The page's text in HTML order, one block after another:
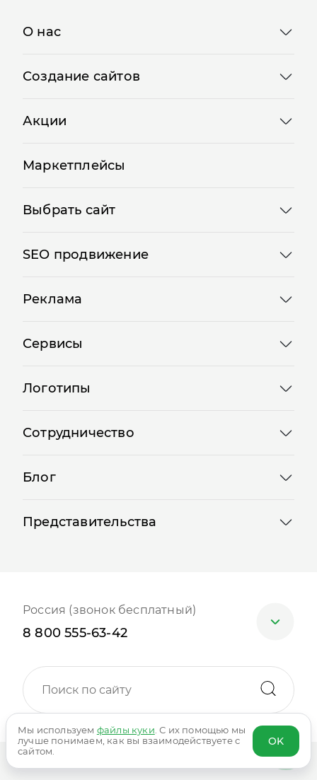
Москва
+7 (499) 705-30-10
Санкт-Петербург
+7 (812) 600-77-33
Мы используем файлы куки . С их помощью мы
лучше понимаем, как вы взаимодействуете с
сайтом.
OK